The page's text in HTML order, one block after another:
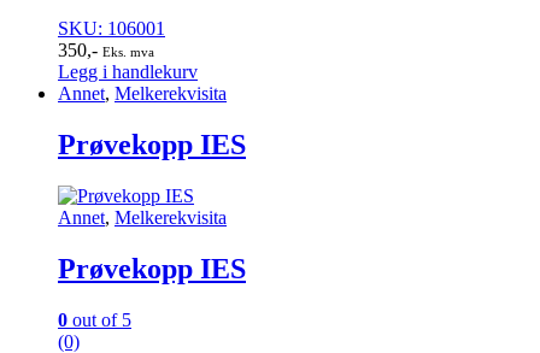
SKU: 106001
350,- Eks. mva
Legg i handlekurv
Annet, Melkerekvisita
Prøvekopp IES
Annet, Melkerekvisita
Prøvekopp IES
0 out of 5
(0)